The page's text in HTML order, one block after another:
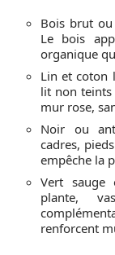
Bois brut
Le bois
organique
Lin et coton
lit non teints
mur rose,
Noir ou
cadres,
empêche la
Vert sauge
plante,
renforcent